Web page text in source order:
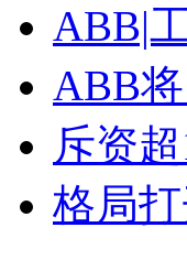
ABB|
ABB
斥资
格局